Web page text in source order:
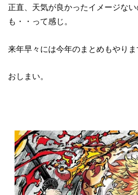
正直、天気が良かったイメージな
も・・って感じ。
来年早々には今年のまとめもやりま
おしまい。